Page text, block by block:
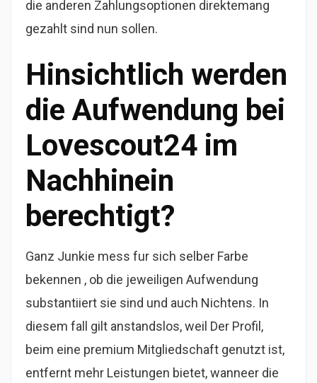
die anderen Zahlungsoptionen direktemang
gezahlt sind nun sollen.
Hinsichtlich werden
die Aufwendung bei
Lovescout24 im
Nachhinein
berechtigt?
Ganz Junkie mess fur sich selber Farbe
bekennen , ob die jeweiligen Aufwendung
substantiiert sie sind und auch Nichtens. In
diesem fall gilt anstandslos, weil Der Profil,
beim eine premium Mitgliedschaft genutzt ist,
entfernt mehr Leistungen bietet, wanneer die